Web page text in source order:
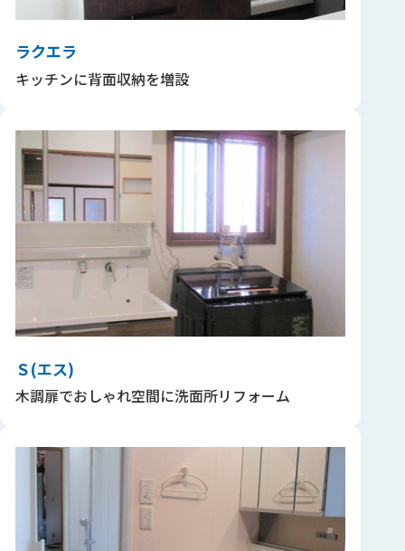
ラクエラ
キッチンに背面収納を増設
Ｓ(エス)
木調扉でおしゃれ空間に洗面所リフォーム